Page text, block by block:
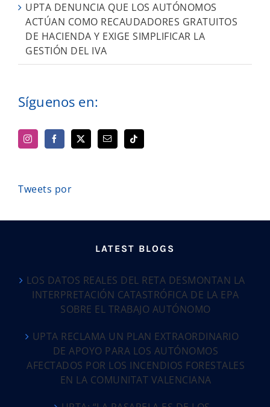
UPTA DENUNCIA QUE LOS AUTÓNOMOS
ACTÚAN COMO RECAUDADORES GRATUITOS
DE HACIENDA Y EXIGE SIMPLIFICAR LA
GESTIÓN DEL IVA
Síguenos en:
Tweets por
LATEST BLOGS
LOS DATOS REALES DEL RETA DESMONTAN LA
INTERPRETACIÓN CATASTRÓFICA DE LA EPA
SOBRE EL TRABAJO AUTÓNOMO
UPTA RECLAMA UN PLAN EXTRAORDINARIO
DE APOYO PARA LOS AUTÓNOMOS
AFECTADOS POR LOS INCENDIOS FORESTALES
EN LA COMUNITAT VALENCIANA